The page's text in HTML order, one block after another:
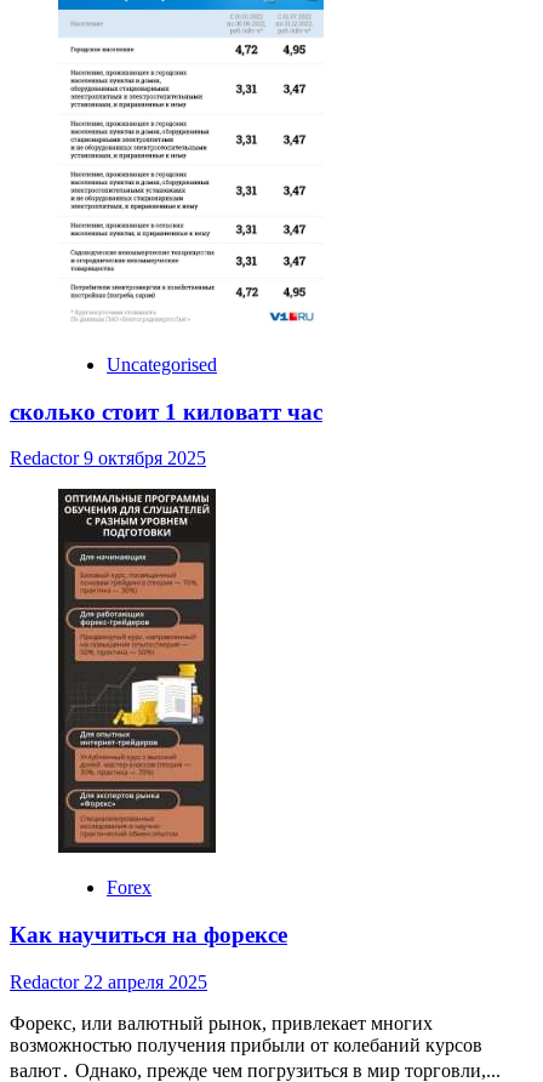
Uncategorised
сколько стоит 1 киловатт час
Redactor9 октября 2025
Forex
Как научиться на форексе
Redactor 22 апреля 2025
Форекс, или валютный рынок, привлекает многих
возможностью получения прибыли от колебаний курсов
валют․ Однако, прежде чем погрузиться в мир торговли,...